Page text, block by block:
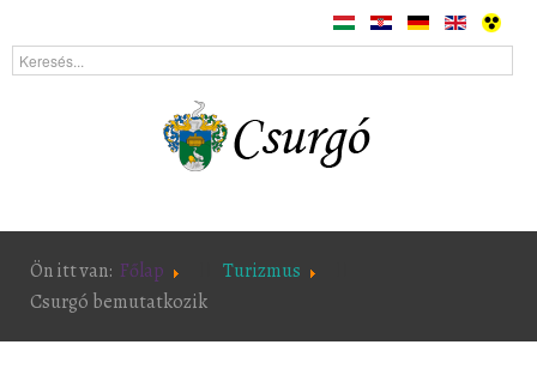
Ön itt van: Főlap
Turizmus
Csurgó bemutatkozik